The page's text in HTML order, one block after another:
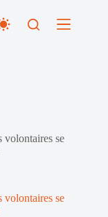
volontaires se
volontaires se